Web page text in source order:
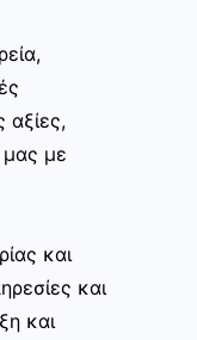
αξίες,
με
και
και
και